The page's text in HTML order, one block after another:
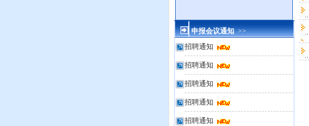
申报会议通知>>
招聘通知
招聘通知
招聘通知
招聘通知
招聘通知